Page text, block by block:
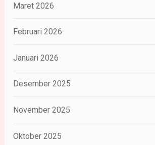
Maret 2026
Februari 2026
Januari 2026
Desember 2025
November 2025
Oktober 2025